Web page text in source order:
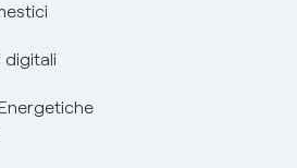
digitali